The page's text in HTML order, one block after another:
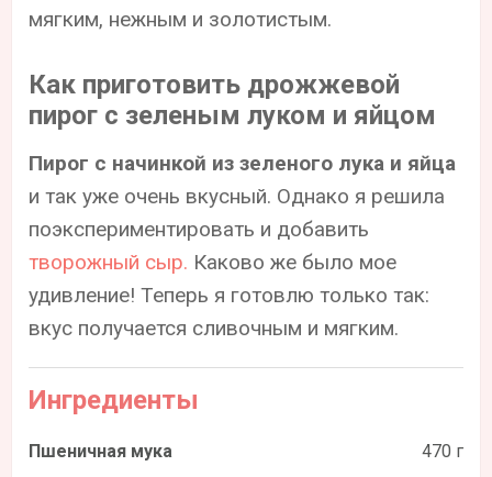
мягким, нежным и золотистым.
Как приготовить дрожжевой
пирог с зеленым луком и яйцом
Пирог с начинкой из зеленого лука и яйца
и так уже очень вкусный. Однако я решила
поэкспериментировать и добавить
творожный сыр. Каково же было мое
удивление! Теперь я готовлю только так:
вкус получается сливочным и мягким.
Ингредиенты
Пшеничная мука
470 г